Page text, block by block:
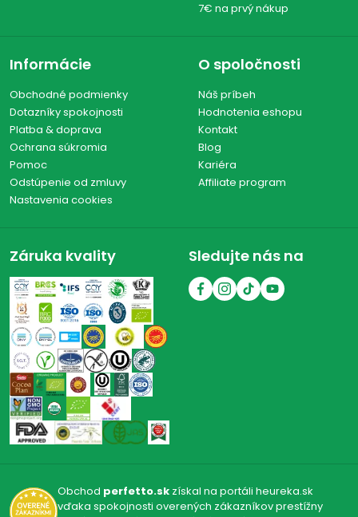
7€ na prvý nákup
Informácie
Obchodné podmienky
Dotazníky spokojnosti
Platba & doprava
Ochrana súkromia
Pomoc
Odstúpenie od zmluvy
Nastavenia cookies
O spoločnosti
Náš príbeh
Hodnotenia eshopu
Kontakt
Blog
Kariéra
Affiliate program
Záruka kvality Sledujte nás na
Obchod perfetto.skzískal na portáli heureka.sk
vďaka spokojnosti overených zákazníkov prestížny